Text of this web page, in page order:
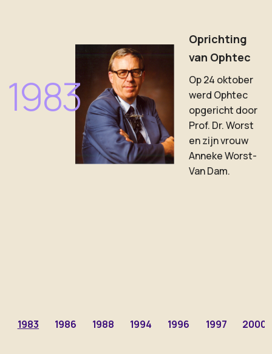
1983
Oprichting
van Ophtec
Op 24 oktober
werd Ophtec
opgericht door
Prof. Dr. Worst
en zijn vrouw
Anneke Worst-
Van Dam.
1983 1986 1988 1994 1996 1997 2000